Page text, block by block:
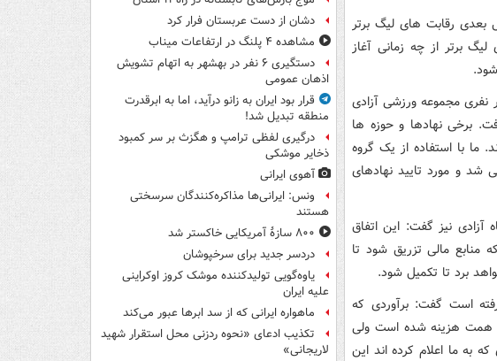
رقابت های لیگ برتر
برتر از چه زمانی آغاز
آخرین وضعیت بازسازی و یا ساخت جدید سالن ۱۲ هزار نفری مجموعه ورزشی آزادی
برخی نهادها و حوزه ها
ما با استفاده از یک گروه
شد و مورد تایید نهادهای
نیز گفت: این اتفاق
منابع مالی تزریق شود تا
برد تا تکمیل شود.
است گفت: برآوردی که
همت هزینه شده است ولی
به ما اعلام کرده اند این
دشان از دست عربستان فرار کرد
مشاهده ۴ پلنگ در ارتفاعات میناب
دستگیری ۶ نفر در بهشهر به اتهام تشویش
اذهان عمومی
قرار بود ایران به زانو درآید، اما به ابرقدرت
منطقه تبدیل شد!
درگیری لفظی ترامپ و هگزث بر سر کمبود
ذخایر موشکی
آهوی ایرانی
ونس: ایرانی‌ها مذاکره‌کنندگان سرسختی
هستند
۸۰۰ سازۀ آمریکایی خاکستر شد
دردسر جدید برای سرخپوشان
یاوه‌گویی تولیدکننده موشک کروز اوکراینی
علیه ایران
ماهواره ایرانی که از سد ابرها عبور می‌کند
تکذیب ادعای «نحوه ردزنی محل استقرار شهید
لاریجانی»